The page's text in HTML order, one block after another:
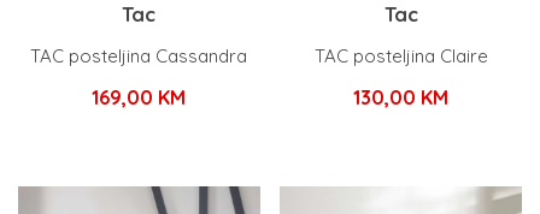
Tac
TAC posteljina Cassandra
169,00 KM
Tac
TAC posteljina Claire
130,00 KM